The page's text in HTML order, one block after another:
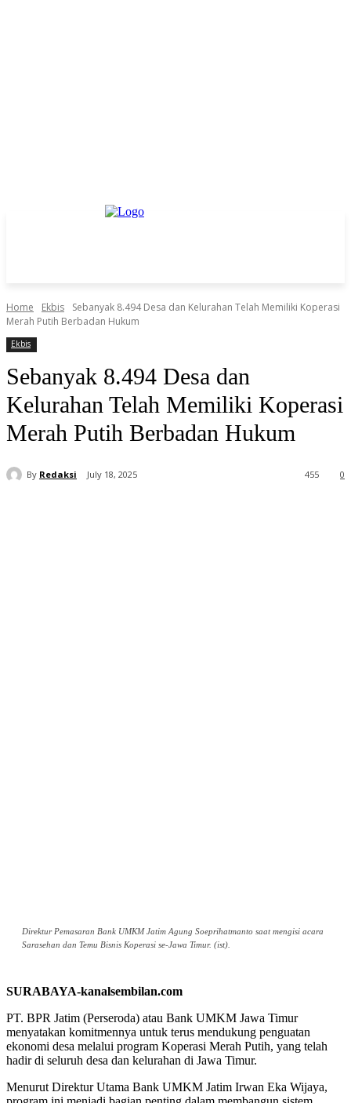
Home Ekbis
Sebanyak 8.494 Desa dan Kelurahan Telah Memiliki Koperasi
Merah Putih Berbadan Hukum
Ekbis
Sebanyak 8.494 Desa dan
Kelurahan Telah Memiliki Koperasi
Merah Putih Berbadan Hukum
By Redaksi July 18, 2025 0
455
Direktur Pemasaran Bank UMKM Jatim Agung Soeprihatmanto saat mengisi acara
Sarasehan dan Temu Bisnis Koperasi se-Jawa Timur. (ist).
SURABAYA-kanalsembilan.com
PT. BPR Jatim (Perseroda) atau Bank UMKM Jawa Timur
menyatakan komitmennya untuk terus mendukung penguatan
ekonomi desa melalui program Koperasi Merah Putih, yang telah
hadir di seluruh desa dan kelurahan di Jawa Timur.
Menurut Direktur Utama Bank UMKM Jatim Irwan Eka Wijaya,